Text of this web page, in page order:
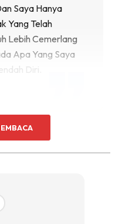
Saya Hanya
Yang Telah
Lebih Cemerlang
Apa Yang Saya
Diri.
Pengerusi Global